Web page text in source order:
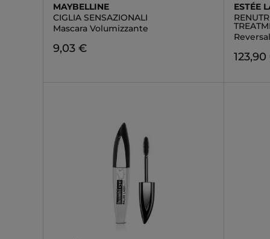
MAYBELLINE
CIGLIA SENSAZIONALI
Mascara Volumizzante
9,03 €
ESTÉE